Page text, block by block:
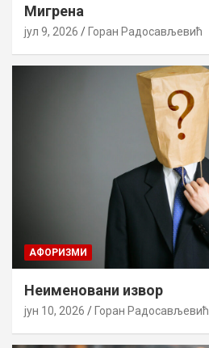
Мигрена
јул 9, 2026 Горан Радосављевић
AФОРИЗМИ
Неименовани извор
јун 10, 2026 Горан Радосављевић